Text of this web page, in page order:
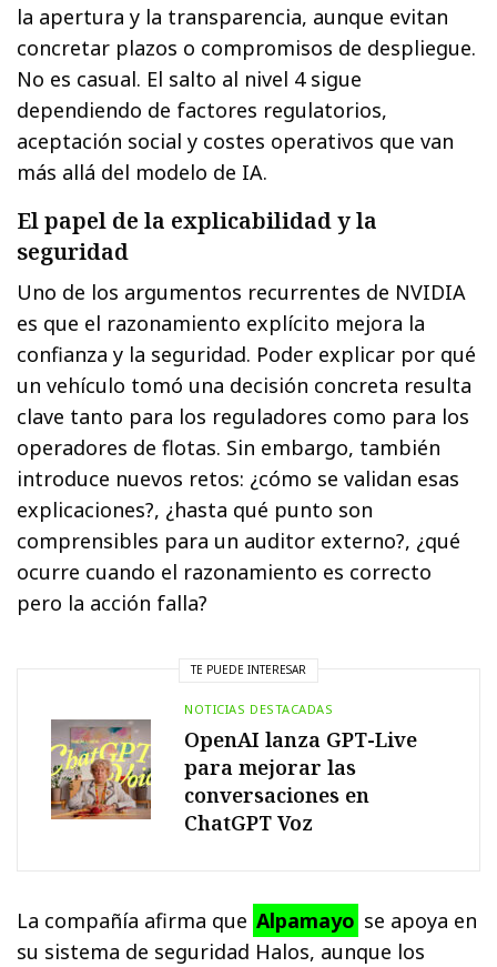
la apertura y la transparencia, aunque evitan
concretar plazos o compromisos de despliegue.
No es casual. El salto al nivel 4 sigue
dependiendo de factores regulatorios,
aceptación social y costes operativos que van
más allá del modelo de IA.
El papel de la explicabilidad y la
seguridad
Uno de los argumentos recurrentes de NVIDIA
es que el razonamiento explícito mejora la
confianza y la seguridad. Poder explicar por qué
un vehículo tomó una decisión concreta resulta
clave tanto para los reguladores como para los
operadores de flotas. Sin embargo, también
introduce nuevos retos: ¿cómo se validan esas
explicaciones?, ¿hasta qué punto son
comprensibles para un auditor externo?, ¿qué
ocurre cuando el razonamiento es correcto
pero la acción falla?
TE PUEDE INTERESAR
NOTICIAS DESTACADAS
OpenAI lanza GPT-Live
para mejorar las
conversaciones en
ChatGPT Voz
La compañía afirma que Alpamayo se apoya en
su sistema de seguridad Halos, aunque los